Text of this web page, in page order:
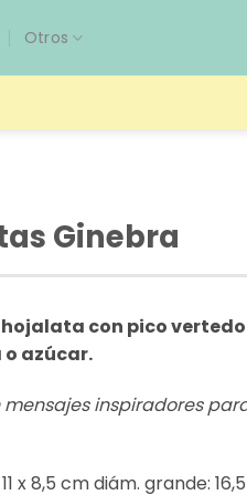
Otros
Ginebra
con pico
azúcar.
mensajes inspiradores
x 8,5 cm diám. grande: